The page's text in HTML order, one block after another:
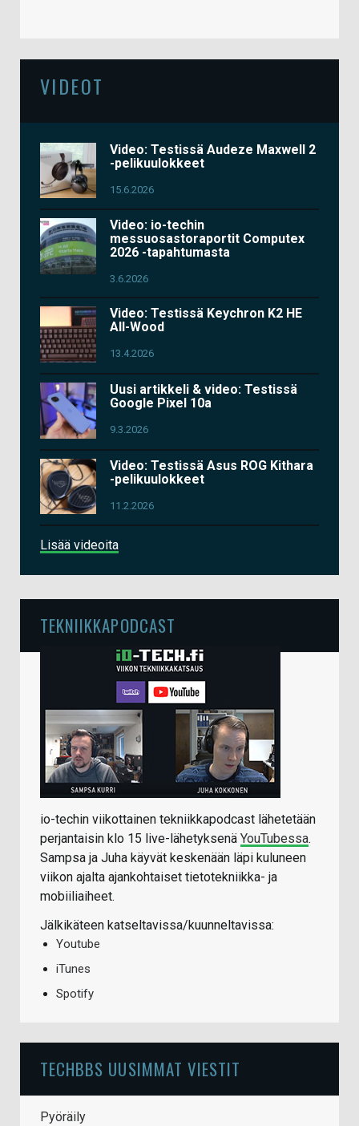
VIDEOT
Video: Testissä Audeze Maxwell 2
-pelikuulokkeet
15.6.2026
Video: io-techin
messuosastoraportit Computex
2026 -tapahtumasta
3.6.2026
Video: Testissä Keychron K2 HE
All-Wood
13.4.2026
Uusi artikkeli & video: Testissä
Google Pixel 10a
9.3.2026
Video: Testissä Asus ROG Kithara
-pelikuulokkeet
11.2.2026
Lisää videoita
TEKNIIKKAPODCAST
io-techin viikottainen tekniikkapodcast lähetetään
perjantaisin klo 15 live-lähetyksenä YouTubessa.
Sampsa ja Juha käyvät keskenään läpi kuluneen
viikon ajalta ajankohtaiset tietotekniikka- ja
mobiiliaiheet.
Jälkikäteen katseltavissa/kuunneltavissa:
Youtube
iTunes
Spotify
TECHBBS UUSIMMAT VIESTIT
Pyöräily